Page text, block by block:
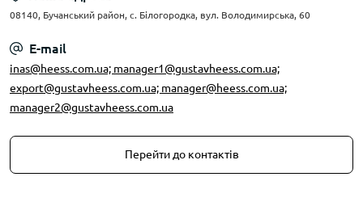
08140, Бучанський район, с. Білогородка, вул. Володимирська, 60
E-mail
inas@heess.com.ua; manager1@gustavheess.com.ua;
export@gustavheess.com.ua; manager@heess.com.ua;
manager2@gustavheess.com.ua
Перейти до контактів